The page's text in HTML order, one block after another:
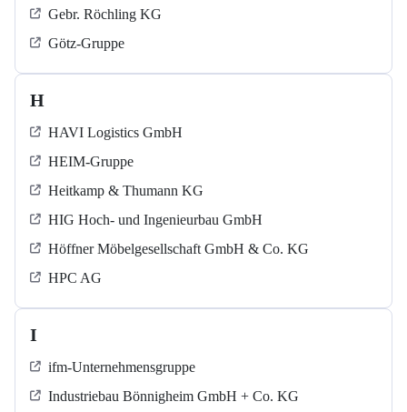
Gebr. Röchling KG
Götz-Gruppe
H
HAVI Logistics GmbH
HEIM-Gruppe
Heitkamp & Thumann KG
HIG Hoch- und Ingenieurbau GmbH
Höffner Möbelgesellschaft GmbH & Co. KG
HPC AG
I
ifm-Unternehmensgruppe
Industriebau Bönnigheim GmbH + Co. KG